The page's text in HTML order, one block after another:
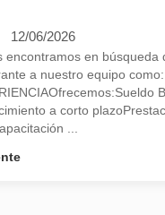
12/06/2026
encontramos en búsqueda
a nuestro equipo
a corto
...